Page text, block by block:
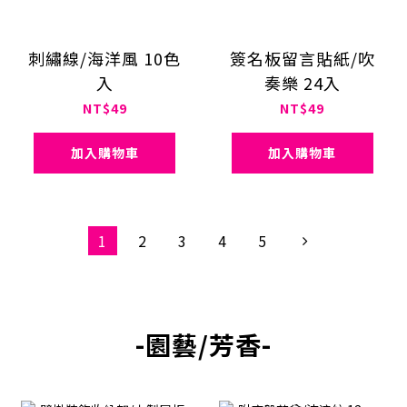
刺繡線/海洋風 10色
入
NT$49
加入購物車
簽名板留言貼紙/吹
奏樂 24入
NT$49
加入購物車
1 2 3 4 5
-園藝/芳香-